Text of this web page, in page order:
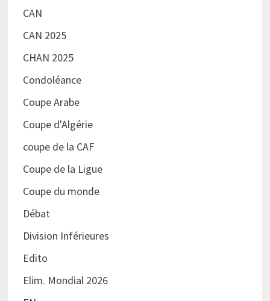
CAN
CAN 2025
CHAN 2025
Condoléance
Coupe Arabe
Coupe d'Algérie
coupe de la CAF
Coupe de la Ligue
Coupe du monde
Débat
Division Inférieures
Edito
Elim. Mondial 2026